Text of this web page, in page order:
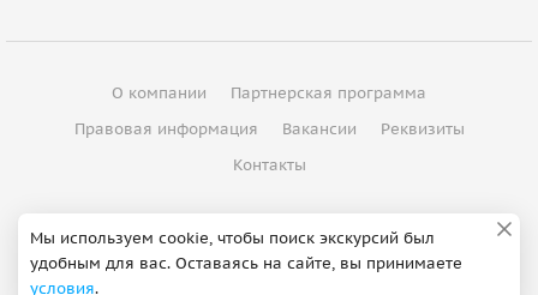
О компании
Партнерская программа
Правовая информация
Вакансии
Реквизиты
Контакты
© 2012 - 2026 ООО "Спутник"
Сделано в Петербурге
Мы используем cookie, чтобы поиск экскурсий был
удобным для вас. Оставаясь на сайте, вы принимаете
условия.